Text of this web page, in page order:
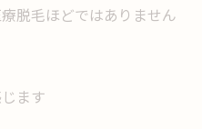
脱毛ほどではありません
ます